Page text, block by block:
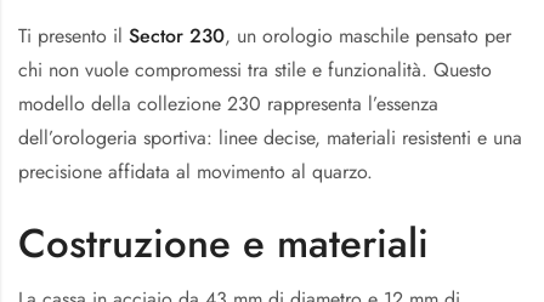
Ti presento il Sector 230, un orologio maschile pensato per
chi non vuole compromessi tra stile e funzionalità. Questo
modello della collezione 230 rappresenta l’essenza
dell’orologeria sportiva: linee decise, materiali resistenti e una
precisione affidata al movimento al quarzo.
Costruzione e materiali